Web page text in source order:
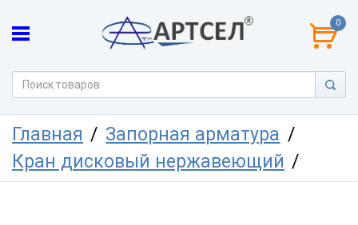
0
Главная
Запорная арматура
Кран дисковый нержавеющий